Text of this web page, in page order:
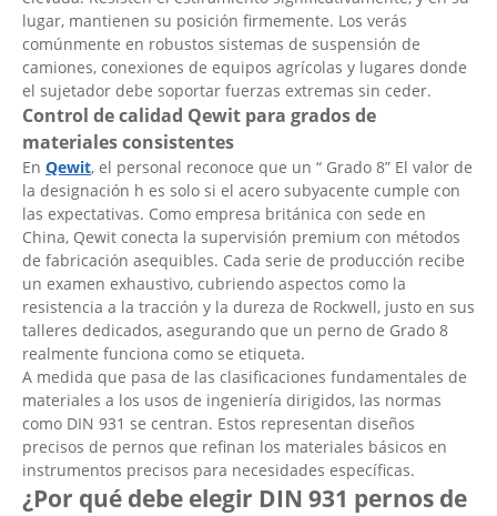
lugar, mantienen su posición firmemente. Los verás
comúnmente en robustos sistemas de suspensión de
camiones, conexiones de equipos agrícolas y lugares donde
el sujetador debe soportar fuerzas extremas sin ceder.
Control de calidad Qewit para grados de
materiales consistentes
En Qewit, el personal reconoce que un “ Grado 8” El valor de
la designación h es solo si el acero subyacente cumple con
las expectativas. Como empresa británica con sede en
China, Qewit conecta la supervisión premium con métodos
de fabricación asequibles. Cada serie de producción recibe
un examen exhaustivo, cubriendo aspectos como la
resistencia a la tracción y la dureza de Rockwell, justo en sus
talleres dedicados, asegurando que un perno de Grado 8
realmente funciona como se etiqueta.
A medida que pasa de las clasificaciones fundamentales de
materiales a los usos de ingeniería dirigidos, las normas
como DIN 931 se centran. Estos representan diseños
precisos de pernos que refinan los materiales básicos en
instrumentos precisos para necesidades específicas.
¿Por qué debe elegir DIN 931 pernos de